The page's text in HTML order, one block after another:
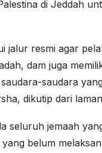
di Jeddah
jalur resmi agar
dam juga
saudara
dikutip dari
seluruh jemaah
belum